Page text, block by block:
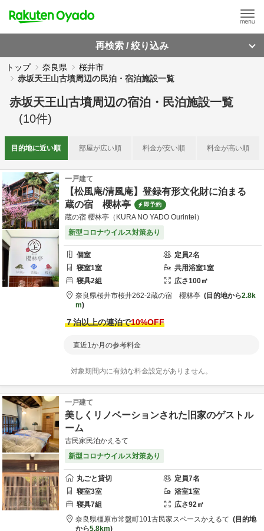
再検索 / 絞り込み
トップ 奈良県
桜井市
赤坂天王山古墳周辺の民泊・宿泊施設一覧
赤坂天王山古墳周辺の宿泊・民泊施設一覧
(10件)
目的地に近い順 部屋が広い順 料金が安い順 料金が高い順
一戸建て
【松風庵/清風庵】登録有形文化財に泊まる
蔵の宿 櫻林亭
即予約
蔵の宿 櫻林亭（KURA NO YADO Ourintei）
新型コロナウイルス対策あり
個室 定員2名
寝室1室 共用浴室1室
寝具2組 広さ100㎡
奈良県桜井市桜井262-2蔵の宿 櫻林亭 目的地から2.8k
m
７泊以上の連泊で10%OFF
直近1か月の参考料金
対象期間内に有効な料金設定がありません。
一戸建て
美しくリノベーションされた旧家のゲストル
ーム
古民家民泊かえるて
新型コロナウイルス対策あり
丸ごと貸切 定員7名
寝室3室 浴室1室
寝具7組 広さ92㎡
奈良県橿原市常盤町101古民家スペースかえるて
目的地
から5.8km